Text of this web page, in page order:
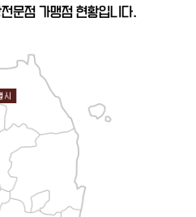
문점 가맹점 현황입니다.